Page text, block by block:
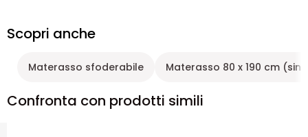
Scopri anche
Materasso sfoderabile Materasso 80 x 190 cm
Confronta con prodotti simili